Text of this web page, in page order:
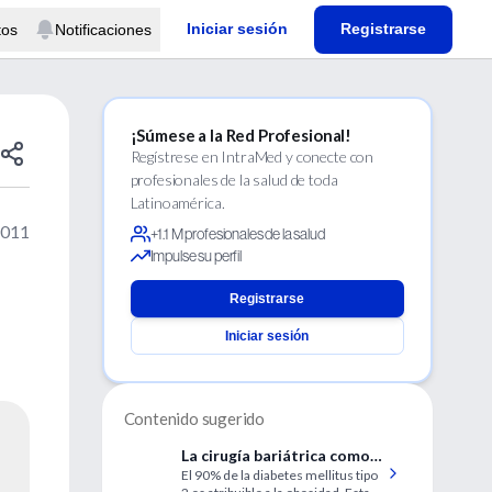
Notificaciones Iniciar sesión Registrarse
¡Súmese a la Red Profesional!
Regístrese en IntraMed y conecte con
profesionales de la salud de toda
Latinoamérica.
+1.1 M profesionales de la salud
Impulse su perfil
Registrarse
Iniciar sesión
Contenido sugerido
La cirugía bariátrica como
un nuevo tratamiento para
El 90% de la diabetes mellitus tipo